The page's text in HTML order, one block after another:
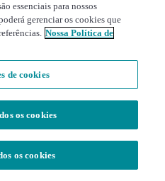
essenciais para nossos
gerenciar os cookies que
Nossa Política de
de cookies
os cookies
os cookies